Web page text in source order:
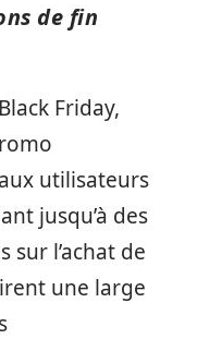
de fin
Friday,
utilisateurs
jusqu’à des
sur l’achat de
une large